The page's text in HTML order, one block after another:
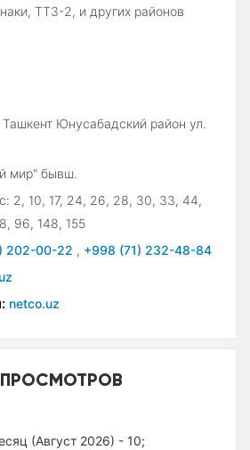
ТТЗ-2, и других районов
Ташкент Юнусабадский район ул.
мир" бывш.
2, 10, 17, 24, 26, 28, 30, 33, 44,
96, 148, 155
202-00-22 , +998 (71) 232-48-84
netco.uz
(Август 2026) - 10;